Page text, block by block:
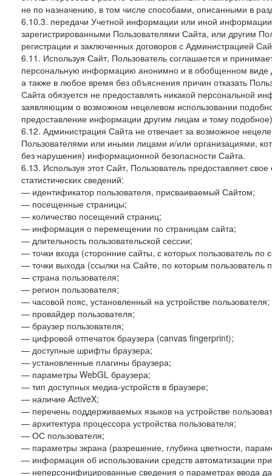
не по назначению, в том числе способами, описанными в
6.10.3. передачи Учетной информации или иной
зарегистрированными Пользователями Сайта, или другим
регистрации и заключенных договоров с Администрацией
6.11. Используя Сайт, Пользователь соглашается и
персональную информацию анонимно и в обобщенном виде
а также в любое время без объяснения причин отказать
Сайта обязуется не предоставлять никакой персональной
заявляющим о возможном нецелевом использовании
предоставление информации другим лицам и тому
6.12. Администрация Сайта не отвечает за возможное
Пользователями или иными лицами и/или организациями,
без нарушения) информационной безопасности Сайта.
6.13. Используя этот Сайт, Пользователь предоставляет
статистических сведений:
— идентификатор пользователя, присваиваемый Сайтом;
— посещенные страницы;
— количество посещений страниц;
— информация о перемещении по страницам сайта;
— длительность пользовательской сессии;
— точки входа (сторонние сайты, с которых пользователь по
— точки выхода (ссылки на Сайте, по которым пользователь
— страна пользователя;
— регион пользователя;
— часовой пояс, установленный на устройстве пользователя;
— провайдер пользователя;
— браузер пользователя;
— цифровой отпечаток браузера (canvas fingerprint);
— доступные шрифты браузера;
— установленные плагины браузера;
— параметры WebGL браузера;
— тип доступных медиа-устройств в браузере;
— наличие ActiveX;
— перечень поддерживаемых языков на устройстве
— архитектура процессора устройства пользователя;
— ОС пользователя;
— параметры экрана (разрешение, глубина цветности,
— информация об использовании средств автоматизации
— неперсонифицированные сведения о параметрах ввода